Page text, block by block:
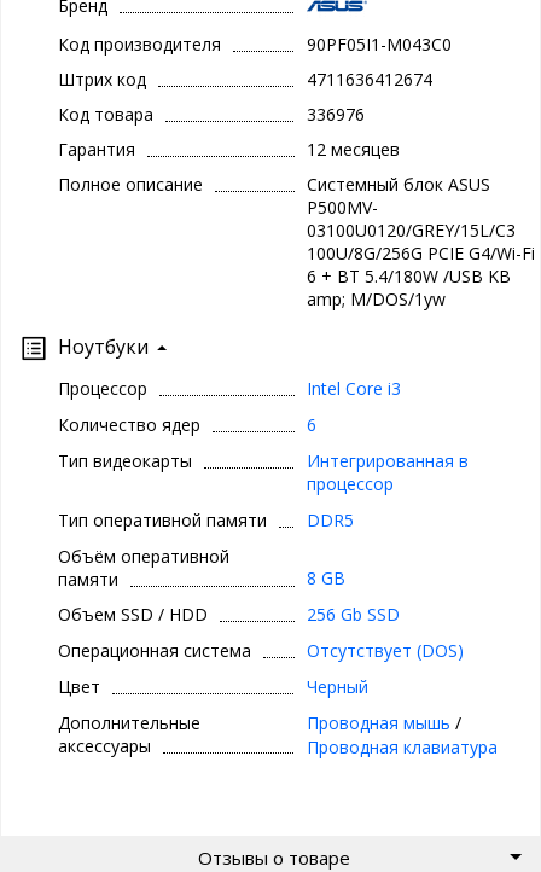
Бренд
Код производителя
90PF05I1-M043C0
Штрих код
4711636412674
Код товара
336976
Гарантия
12 месяцев
Полное описание
Системный блок ASUS
P500MV-
03100U0120/GREY/15L/C3
100U/8G/256G PCIE G4/Wi-Fi
6 + BT 5.4/180W /USB KB
amp; M/DOS/1yw
Ноутбуки
Процессор
Intel Core i3
Количество ядер
6
Тип видеокарты
Интегрированная в
процессор
Тип оперативной памяти
DDR5
Объём оперативной
памяти
8 GB
Объем SSD / HDD
256 Gb SSD
Операционная система
Отсутствует (DOS)
Цвет
Черный
Дополнительные
аксессуары
Проводная мышь /
Проводная клавиатура
Отзывы о товаре